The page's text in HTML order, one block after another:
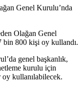
Genel Kurulu’nda
Olağan Genel
bin 800 kişi oy kullandı.
genel başkanlık,
kurulu için
oy kullanılabilecek.